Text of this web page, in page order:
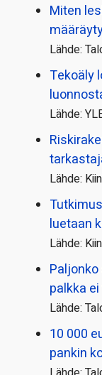
Miten
Lähde:
Tekoäly
Lähde:
Lähde:
luetaan
Lähde:
palkka
Lähde:
10 000
pankin